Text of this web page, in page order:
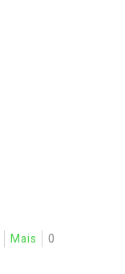
Mais
0